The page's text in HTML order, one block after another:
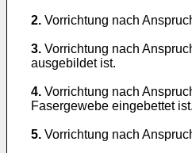
2. Vorrichtung nach
3. Vorrichtung nach
ausgebildet ist.
4. Vorrichtung nach
Fasergewebe eingebettet ist.
5. Vorrichtung nach